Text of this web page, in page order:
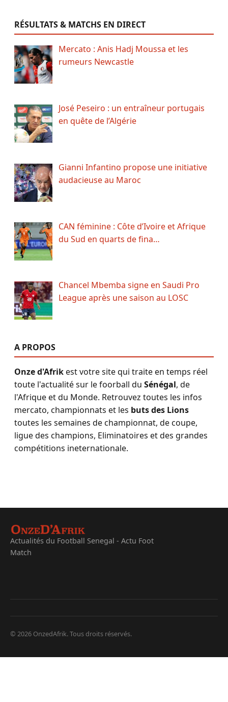
RÉSULTATS & MATCHS EN DIRECT
Mercato : Anis Hadj Moussa et les
rumeurs Newcastle
José Peseiro : un entraîneur portugais
en quête de l’Algérie
Gianni Infantino propose une initiative
audacieuse au Maroc
CAN féminine : Côte d’Ivoire et Afrique
du Sud en quarts de fina…
Chancel Mbemba signe en Saudi Pro
League après une saison au LOSC
A PROPOS
Onze d'Afrikest votre site qui traite en temps réel
toute l'actualité sur le foorball du Sénégal, de
l'Afrique et du Monde. Retrouvez toutes les infos
mercato, championnats et les buts des Lions
toutes les semaines de championnat, de coupe,
ligue des champions, Eliminatoires et des grandes
compétitions ineternationale.
Actualités du Football Senegal - Actu Foot
Match
© 2026 OnzedAfrik. Tous droits réservés.